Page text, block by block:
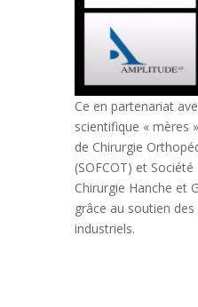
Ce en partenariat
scientifique « mères
de Chirurgie
(SOFCOT) et
Chirurgie Hanche et
grâce au soutien
industriels.